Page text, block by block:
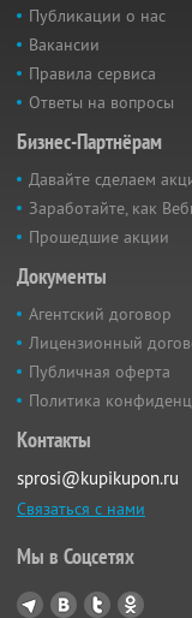
Публикации о нас
Вакансии
Правила сервиса
Ответы на вопросы
Бизнес-Партнёрам
Давайте сделаем
Заработайте, как
Прошедшие акции
Документы
Агентский договор
Лицензионный
Публичная оферта
Политика
Контакты
sprosi@kupikupon.ru
Связаться с нами
Мы в Соцсетях